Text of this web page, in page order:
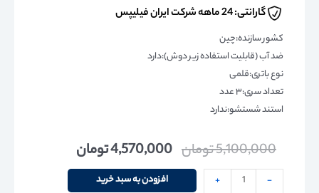
گارانتی: 24 ماهه شرکت ایران فیلیپس
کشور سازنده:چین
ضد آب (قابلیت استفاده زیر دوش):دارد
نوع باتری:قلمی
تعداد سری:۳ عدد
استند شستشو:ندارد
5,100,000تومان 4,570,000تومان
-
+ افزودن به سبد خرید